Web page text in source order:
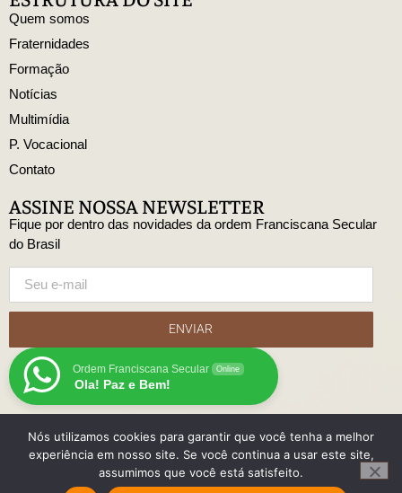
Quem somos
Fraternidades
Formação
Notícias
Multimídia
P. Vocacional
Contato
ASSINE NOSSA NEWSLETTER
Fique por dentro das novidades da ordem Franciscana Secular
do Brasil
ENVIAR
Ordem Franciscana Secular Online
Ola! Paz e Bem!
© Copyright Ordem Franciscana Secular do Brasil
Nós utilizamos cookies para garantir que você tenha a melhor
experiência em nosso site. Se você continua a usar este site,
assumimos que você está satisfeito.